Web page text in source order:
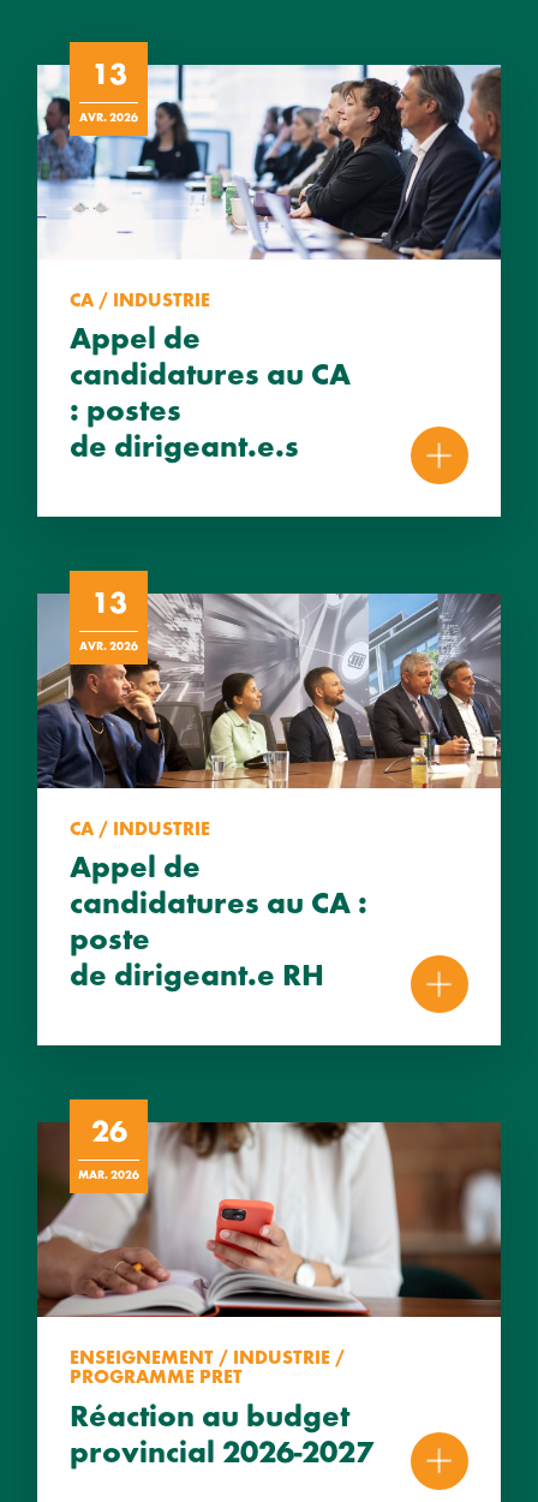
13
AVR. 2026
CA / INDUSTRIE
Appel de
candidatures au CA
: postes
de dirigeant.e.s
13
AVR. 2026
CA / INDUSTRIE
Appel de
candidatures au CA :
poste
de dirigeant.e RH
26
MAR. 2026
ENSEIGNEMENT / INDUSTRIE /
PROGRAMME PRET
Réaction au budget
provincial 2026-2027